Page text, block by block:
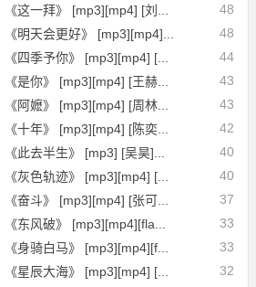
48
《这一拜》 [mp3][mp4] [刘...
48
《明天会更好》 [mp3][mp4]...
44
《四季予你》 [mp3][mp4] [...
43
《是你》 [mp3][mp4] [王赫...
43
《阿嬷》 [mp3][mp4] [周林...
42
《十年》 [mp3][mp4] [陈奕...
40
《此去半生》 [mp3] [吴昊]...
40
《灰色轨迹》 [mp3][mp4] [...
37
《奋斗》 [mp3][mp4] [张可...
33
《东风破》 [mp3][mp4][fla...
33
《身骑白马》 [mp3][mp4][f...
32
《星辰大海》 [mp3][mp4] [...